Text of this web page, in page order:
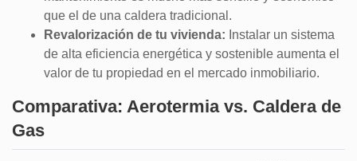
que el de una caldera tradicional.
Revalorización de tu vivienda: Instalar un sistema
de alta eficiencia energética y sostenible aumenta el
valor de tu propiedad en el mercado inmobiliario.
Comparativa: Aerotermia vs. Caldera de
Gas